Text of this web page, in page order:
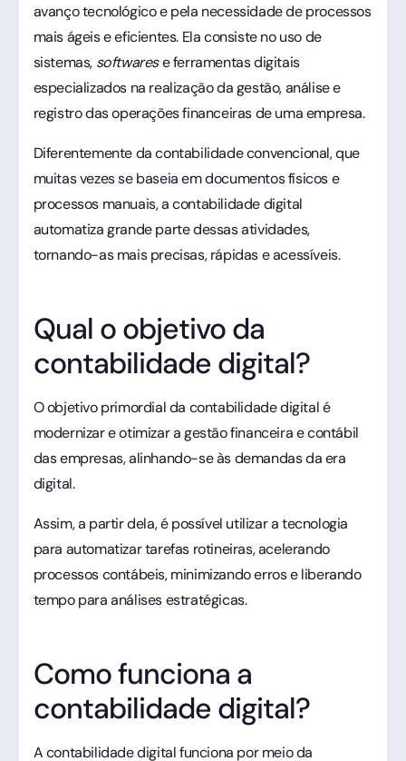
avanço tecnológico e pela necessidade de processos
mais ágeis e eficientes. Ela consiste no uso de
sistemas, softwarese ferramentas digitais
especializados na realização da gestão, análise e
registro das operações financeiras de uma empresa.
Diferentemente da contabilidade convencional, que
muitas vezes se baseia em documentos físicos e
processos manuais, a contabilidade digital
automatiza grande parte dessas atividades,
tornando-as mais precisas, rápidas e acessíveis.
Qual o objetivo da
contabilidade digital?
O objetivo primordial da contabilidade digital é
modernizar e otimizar a gestão financeira e contábil
das empresas, alinhando-se às demandas da era
digital.
Assim, a partir dela, é possível utilizar a tecnologia
para automatizar tarefas rotineiras, acelerando
processos contábeis, minimizando erros e liberando
tempo para análises estratégicas.
Como funciona a
contabilidade digital?
A contabilidade digital funciona por meio da